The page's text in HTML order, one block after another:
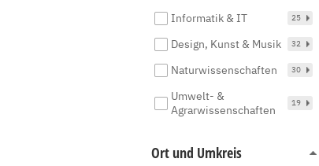
Informatik & IT 25
Design, Kunst & Musik 32
Naturwissenschaften 30
Umwelt- &
Agrarwissenschaften
19
Ort und Umkreis